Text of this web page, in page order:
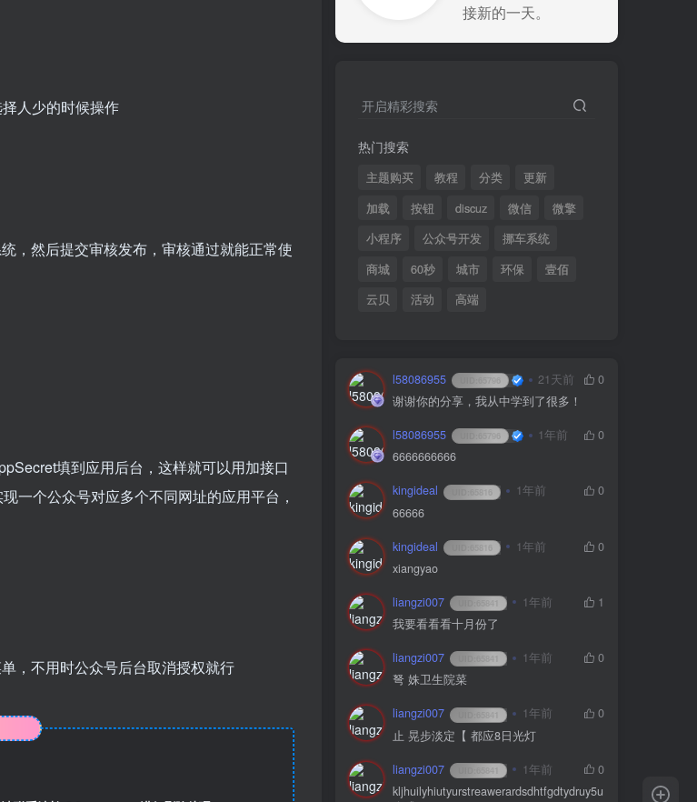
人少的时候操作
，然后提交审核发布，审核通过就能正常使
填到应用后台，这样就可以用加接口
一个公众号对应多个不同网址的应用平台，
，不用时公众号后台取消授权就行
接新的一天。
开启精彩搜索
热门搜索
主题购买 教程 分类
更新
加载
按钮 discuz 微信
微擎
小程序
公众号开发
挪车系统
商城
60秒 城市 环保
壹佰
云贝
活动 高端
l58086955 21天前
0
谢谢你的分享，我从中学到了很多！
l58086955 1年前
0
6666666666
kingideal 1年前
0
66666
kingideal 1年前
0
xiangyao
liangzi007 1年前
1
我要看看看十月份了
liangzi007 1年前
0
弩 姝卫生院菜
liangzi007 1年前
0
止 晃步淡定【 都应8日光灯
liangzi007 1年前
0
kljhuilyhiutyurstreawerardsdhtfgdtydruy5u